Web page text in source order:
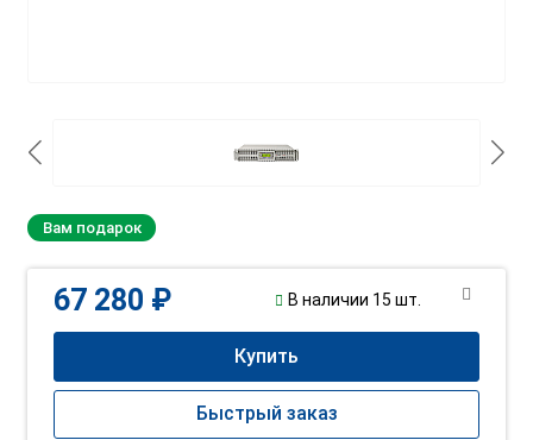
Вам подарок
67 280 ₽ В наличии 15 шт.
Купить
Быстрый заказ